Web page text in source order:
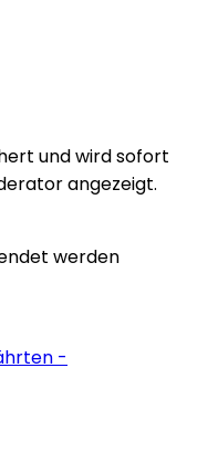
und wird sofort
angezeigt.
werden